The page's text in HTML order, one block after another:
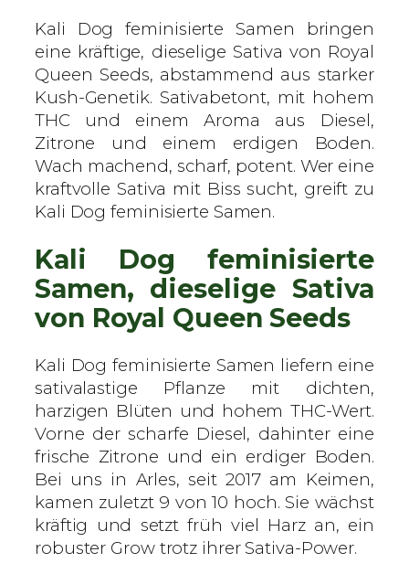
y
a
l
Q
u
e
e
n
S
e
d
s
–
e
m
i
n
i
s
i
e
r
Kali Dog feminisierte Samen bringen
eine kräftige, dieselige Sativa von Royal
Queen Seeds, abstammend aus starker
Kush-Genetik. Sativabetont, mit hohem
THC und einem Aroma aus Diesel,
Zitrone und einem erdigen Boden.
Wach machend, scharf, potent. Wer eine
kraftvolle Sativa mit Biss sucht, greift zu
Kali Dog feminisierte Samen.
Kali Dog feminisierte
Samen, dieselige Sativa
von Royal Queen Seeds
Kali Dog feminisierte Samen liefern eine
sativalastige Pflanze mit dichten,
harzigen Blüten und hohem THC-Wert.
Vorne der scharfe Diesel, dahinter eine
frische Zitrone und ein erdiger Boden.
Bei uns in Arles, seit 2017 am Keimen,
kamen zuletzt 9 von 10 hoch. Sie wächst
kräftig und setzt früh viel Harz an, ein
robuster Grow trotz ihrer Sativa-Power.